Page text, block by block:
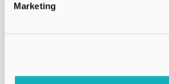
Marketing